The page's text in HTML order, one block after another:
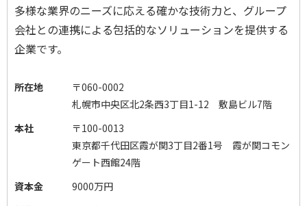
多様な業界のニーズに応える確かな技術力と、グループ
会社との連携による包括的なソリューションを提供する
企業です。
所在地
〒060-0002
札幌市中央区北2条西3丁目1-12 敷島ビル7階
本社
〒100-0013
東京都千代田区霞が関3丁目2番1号 霞が関コモン
ゲート西館24階
資本金
9000万円